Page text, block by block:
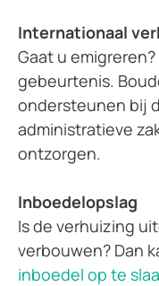
Internationaal
Gaat u
gebeurtenis.
ondersteunen bij
administratieve
ontzorgen.
Inboedelopslag
Is de verhuizing
verbouwen? Dan
inboedel op te